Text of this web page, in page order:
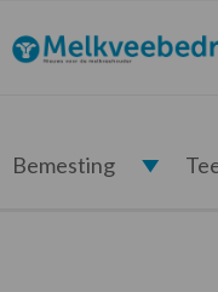
de
hoofdnavigatie
de
hoofd
de
eerste
de
voettekst
Melkveebedrijf.nl
Bemesting